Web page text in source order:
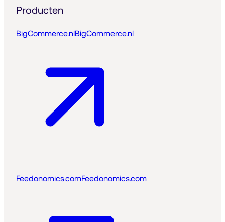
Producten
BigCommerce.nlBigCommerce.nl
Feedonomics.comFeedonomics.com